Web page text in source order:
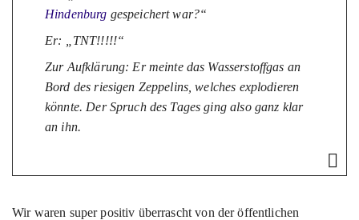
Hindenburg gespeichert war?“
Er: „TNT!!!!!“
Zur Aufklärung: Er meinte das Wasserstoffgas an
Bord des riesigen Zeppelins, welches explodieren
könnte. Der Spruch des Tages ging also ganz klar
an ihn.
Wir waren super positiv überrascht von der öffentlichen